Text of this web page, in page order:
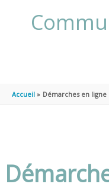
Accueil Démarches en ligne